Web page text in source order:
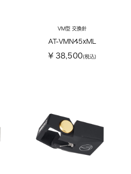
VM型 交換針
AT-VMN45xML
¥ 38,500(税込)